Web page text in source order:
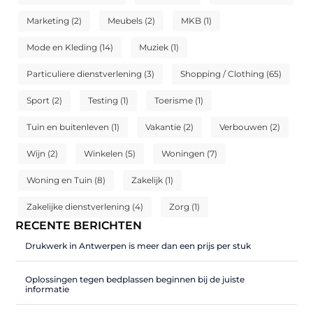
Marketing (2) Meubels (2) MKB (1)
Mode en Kleding (14) Muziek (1)
Particuliere dienstverlening (3) Shopping / Clothing (65)
Sport (2) Testing (1) Toerisme (1)
Tuin en buitenleven (1) Vakantie (2) Verbouwen (2)
Wijn (2) Winkelen (5) Woningen (7)
Woning en Tuin (8) Zakelijk (1)
Zakelijke dienstverlening (4) Zorg (1)
RECENTE BERICHTEN
Drukwerk in Antwerpen is meer dan een prijs per stuk
Oplossingen tegen bedplassen beginnen bij de juiste
informatie